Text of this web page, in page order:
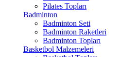
Pilates Topları
Badminton
Badminton Seti
Badminton Raketleri
Badminton Topları
Basketbol Malzemeleri